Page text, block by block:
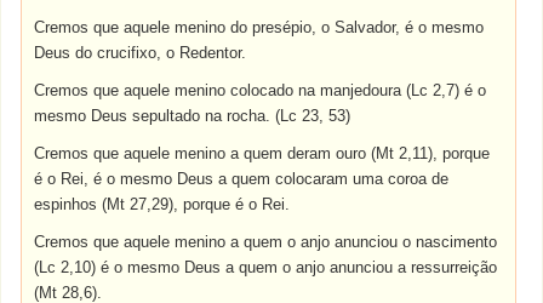
Cremos que aquele menino do presépio, o Salvador, é o mesmo
Deus do crucifixo, o Redentor.
Cremos que aquele menino colocado na manjedoura (Lc 2,7) é o
mesmo Deus sepultado na rocha. (Lc 23, 53)
Cremos que aquele menino a quem deram ouro (Mt 2,11), porque
é o Rei, é o mesmo Deus a quem colocaram uma coroa de
espinhos (Mt 27,29), porque é o Rei.
Cremos que aquele menino a quem o anjo anunciou o nascimento
(Lc 2,10) é o mesmo Deus a quem o anjo anunciou a ressurreição
(Mt 28,6).